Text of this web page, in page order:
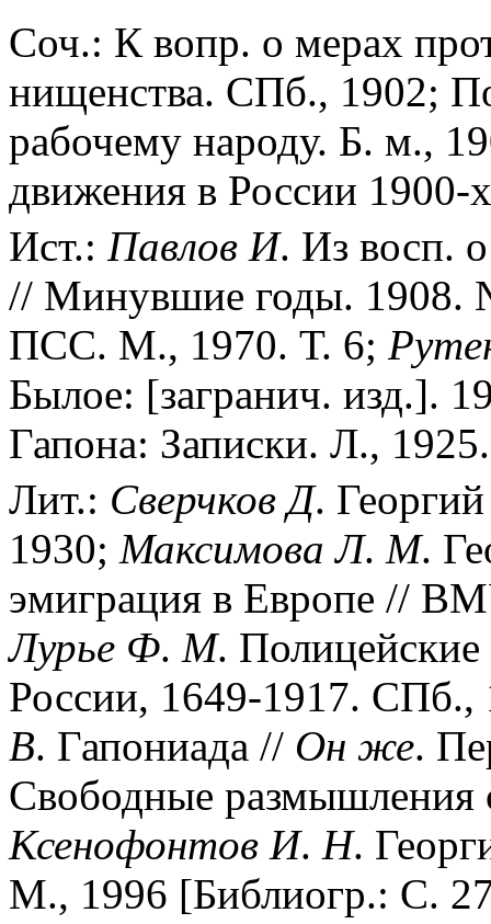
Соч.: К вопр. о мерах
нищенства. СПб., 1902;
рабочему народу. Б. м.,
движения в России 1900-
Ист.: Павлов И. Из восп.
// Минувшие годы.
ПСС. М., 1970. Т. 6;
Былое: [загранич. изд.].
Гапона: Записки. Л.,
Лит.: Сверчков Д.
1930; Максимова Л. М.
эмиграция в Европе //
Лурье Ф. М.
России, 1649-1917.
В. Гапониада // Он же.
Свободные размышления
Ксенофонтов И. Н.
М., 1996 [Библиогр.: С.